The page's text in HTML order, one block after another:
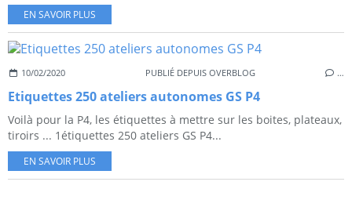
EN SAVOIR PLUS
10/02/2020 PUBLIÉ DEPUIS OVERBLOG …
Etiquettes 250 ateliers autonomes GS P4
Voilà pour la P4, les étiquettes à mettre sur les boites, plateaux,
tiroirs ... 1étiquettes 250 ateliers GS P4...
EN SAVOIR PLUS